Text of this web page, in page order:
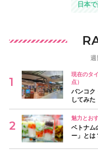
日本
現在のタ
点）
バンコク
してみた
魅力とお
ベトナム
ー」とは